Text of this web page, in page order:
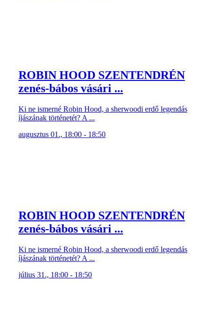
ROBIN HOOD SZENTENDRÉN
zenés-bábos vásári ...
Ki ne ismerné Robin Hood, a sherwoodi erdő legendás
íjászának történetét? A ...
augusztus 01., 18:00 - 18:50
ROBIN HOOD SZENTENDRÉN
zenés-bábos vásári ...
Ki ne ismerné Robin Hood, a sherwoodi erdő legendás
íjászának történetét? A ...
július 31., 18:00 - 18:50